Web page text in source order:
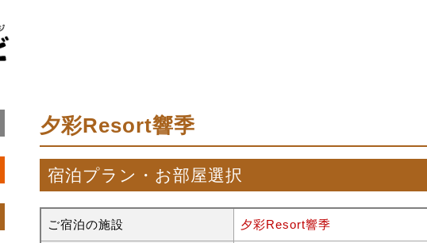
夕彩Resort響季
宿泊プラン・お部屋選択
ご宿泊の施設 夕彩Resort響季